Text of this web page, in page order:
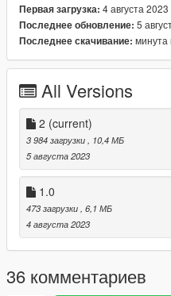
--
CHANGELOG V2
edited interior textures,
added more extras
improved door windows
adjusted brightness for
--
Spawn Name:
Первая загрузка: 4 августа 2023
Последнее обновление: 5
Последнее скачивание: минута
All Versions
2 (current)
3 984 загрузки
, 10,4 МБ
5 августа 2023
1.0
473 загрузки , 6,1 МБ
4 августа 2023
36 комментариев